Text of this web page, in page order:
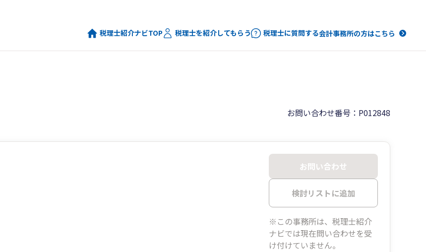
税理士紹介ナビTOP 税理士を紹介してもらう 税理士に質問する会計事務所の方はこちら
お問い合わせ番号：P012848
お問い合わせ
検討リストに追加
※この事務所は、税理士紹介
ナビでは現在問い合わせを受
け付けていません。